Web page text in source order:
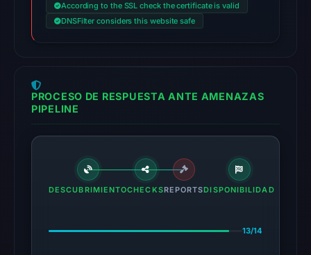
According to the SSL check the certificate is valid
DNSFilter considers this website safe
PROCESO DE RESPUESTA ANTE AMENAZAS
PIPELINE
DESCUBRIMIENTOCHECKSREPORTSDISPONIBILIDAD
13/14